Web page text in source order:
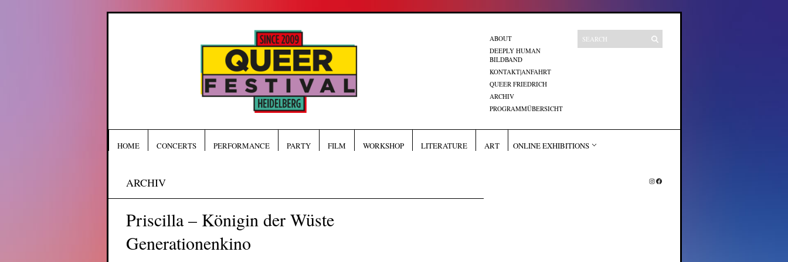
ABOUT
DEEPLY HUMAN
BILDBAND
KONTAKT|ANFAHRT
QUEER FRIEDRICH
ARCHIV
PROGRAMMÜBERSICHT
HOME CONCERTS PERFORMANCE PARTY FILM WORKSHOP LITERATURE ART ONLINE EXHIBITIONS
ARCHIV
Priscilla – Königin der Wüste
Generationenkino